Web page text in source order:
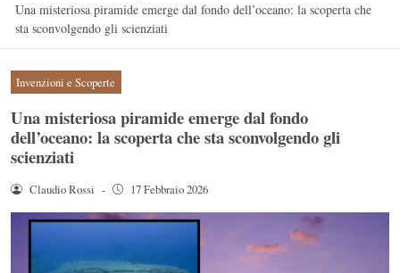
Una misteriosa piramide emerge dal fondo dell’oceano: la scoperta che
sta sconvolgendo gli scienziati
Invenzioni e Scoperte
Una misteriosa piramide emerge dal fondo
dell’oceano: la scoperta che sta sconvolgendo gli
scienziati
Claudio Rossi - 17 Febbraio 2026